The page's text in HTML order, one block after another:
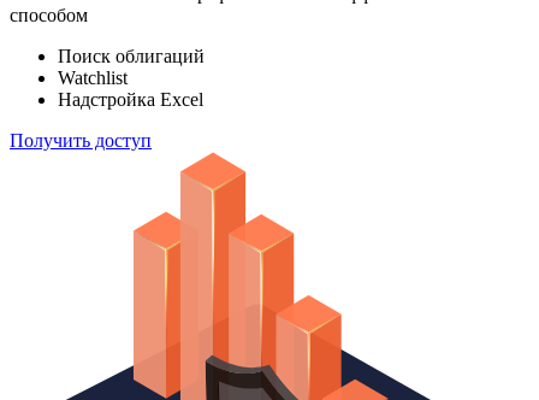
способом
Поиск облигаций
Watchlist
Надстройка Excel
Получить доступ